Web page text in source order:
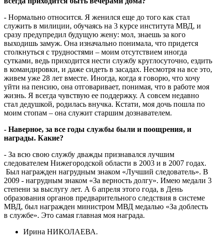
- Нормально относится. Я женился еще до того как стал
служить в милиции, обучаясь на 3 курсе института МВД, и
сразу предупредил будущую жену: мол, знаешь за кого
выходишь замуж. Она изначально понимала, что придется
столкнуться с трудностями – моим отсутствием иногда
сутками, ведь приходится нести службу круглосуточно, ездить
в командировки, и даже сидеть в засадах. Несмотря на все это,
живем уже 28 лет вместе. Иногда, когда я говорю, что хочу
уйти на пенсию, она отговаривает, понимая, что в работе моя
жизнь. Я всегда чувствую ее поддержку. А совсем недавно
стал дедушкой, родилась внучка. Кстати, моя дочь пошла по
моим стопам – она служит старшим дознавателем.
- Наверное, за все годы службы были и поощрения, и
награды. Какие?
- За всю свою службу дважды признавался лучшим
следователем Нижегородской области в 2003 и в 2007 годах.
Был награжден нагрудным знаком «Лучший следователь». В
2009 - нагрудным знаком «За верность долгу». Имею медали 3
степени за выслугу лет. А 6 апреля этого года, в День
образования органов предварительного следствия в системе
МВД, был награжден министром МВД медалью «За доблесть
в службе». Это самая главная моя награда.
Ирина НИКОЛАЕВА.